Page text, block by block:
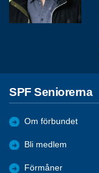
SPF Seniorerna
Om förbundet
Bli medlem
Förmåner